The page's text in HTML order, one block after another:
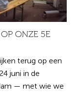
ONZE 5E
terug op een
juni in de
— met wie we